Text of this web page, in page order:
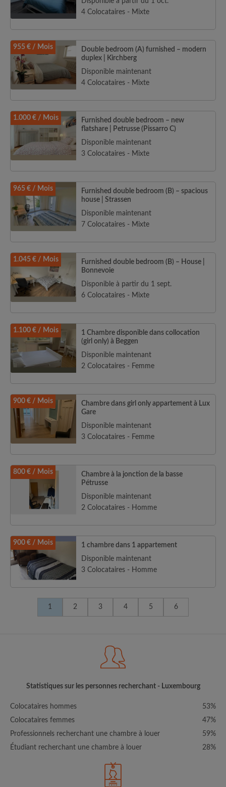
4 Colocataires - Mixte
955 € / Mois
Double bedroom (A) furnished – modern
duplex | Kirchberg
Disponible maintenant
4 Colocataires - Mixte
1.000 € / Mois
Furnished double bedroom – new
flatshare | Petrusse (Pissarro C)
Disponible maintenant
3 Colocataires - Mixte
965 € / Mois
Furnished double bedroom (B) – spacious
house | Strassen
Disponible maintenant
7 Colocataires - Mixte
1.045 € / Mois
Furnished double bedroom (B) – House |
Bonnevoie
Disponible à partir du 1 sept.
6 Colocataires - Mixte
1.100 € / Mois
1 Chambre disponible dans collocation
(girl only) à Beggen
Disponible maintenant
2 Colocataires - Femme
900 € / Mois
Chambre dans girl only appartement à Lux
Gare
Disponible maintenant
3 Colocataires - Femme
800 € / Mois
Chambre à la jonction de la basse
Pétrusse
Disponible maintenant
2 Colocataires - Homme
900 € / Mois
1 chambre dans 1 appartement
Disponible maintenant
3 Colocataires - Homme
1 2 3 4 5 6
Statistiques sur les personnes recherchant - Luxembourg
Colocataires hommes
53%
Colocataires femmes
47%
Professionnels recherchant une chambre à louer
59%
Étudiant recherchant une chambre à louer
28%